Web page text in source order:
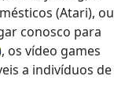
(Atari), ou
conosco para
os vídeo games
a indivíduos de